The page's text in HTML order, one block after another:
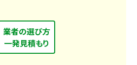
業者の選び方
一発見積もり